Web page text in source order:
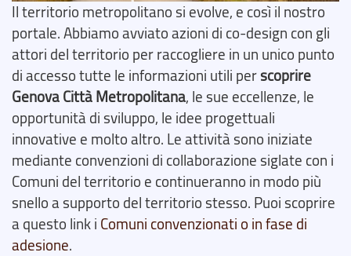
Il territorio metropolitano si evolve, e così il nostro
portale. Abbiamo avviato azioni di co-design con gli
attori del territorio per raccogliere in un unico punto
di accesso tutte le informazioni utili perscoprire
Genova Città Metropolitana, le sue eccellenze, le
opportunità di sviluppo, le idee progettuali
innovative e molto altro. Le attività sono iniziate
mediante convenzioni di collaborazione siglate con i
Comuni del territorio e continueranno in modo più
snello a supporto del territorio stesso. Puoi scoprire
a questo link i Comuni convenzionati o in fase di
adesione.